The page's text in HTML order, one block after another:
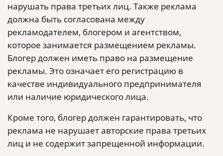
нарушать права третьих лиц. Также реклама
должна быть согласована между
рекламодателем, блогером и агентством,
которое занимается размещением рекламы.
Блогер должен иметь право на размещение
рекламы. Это означает его регистрацию в
качестве индивидуального предпринимателя
или наличие юридического лица.
Кроме того, блогер должен гарантировать, что
реклама не нарушает авторские права третьих
лиц и не содержит запрещенной информации.